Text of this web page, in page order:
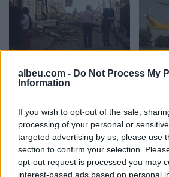
albeu.com - Do Not Process My
Information
If you wish to opt-out of the sale,
processing of your personal or
targeted advertising by us, please use
section to confirm your selection.
opt-out request is processed you may
interest-based ads based on personal
magnitudë 7.4 godet
Kolumbinë, 110 viktima
bllokuar nën rrënoja
godet